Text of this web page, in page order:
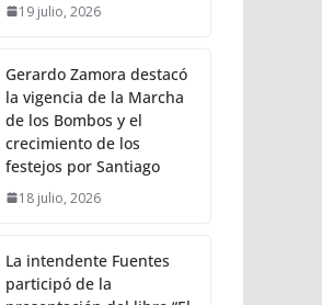
19 julio, 2026
Gerardo Zamora destacó
la vigencia de la Marcha
de los Bombos y el
crecimiento de los
festejos por Santiago
18 julio, 2026
La intendente Fuentes
participó de la